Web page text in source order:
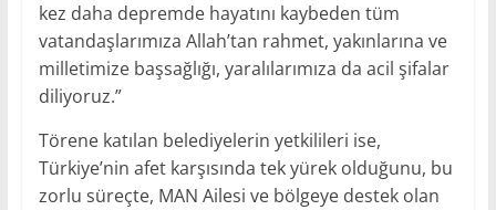
kez daha depremde hayatını kaybeden tüm
vatandaşlarımıza Allah’tan rahmet, yakınlarına ve
milletimize başsağlığı, yaralılarımıza da acil şifalar
diliyoruz.”
Törene katılan belediyelerin yetkilileri ise,
Türkiye’nin afet karşısında tek yürek olduğunu, bu
zorlu süreçte, MAN Ailesi ve bölgeye destek olan